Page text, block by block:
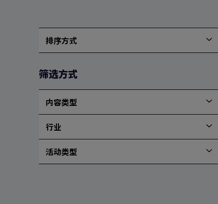
排序方式
按
新
排
序
筛选方式
内容类型
内
类
型
行业
行
活动类型
活